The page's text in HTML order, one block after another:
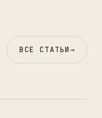
ВСЕ СТАТЬИ→